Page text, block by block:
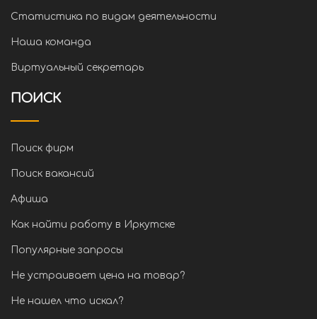
Статистика по видам деятельности
Наша команда
Виртуальный секретарь
ПОИСК
Поиск фирм
Поиск вакансий
Афиша
Как найти работу в Иркутске
Популярные запросы
Не устраивает цена на товар?
Не нашел что искал?